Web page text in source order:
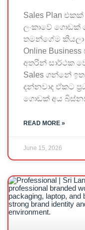
Sales Plan
ලංකාවේ ගොඩක්
තමන්ගේම කියලා
Online
අතරින් සාර්ථක
Sales ගන්නේ
දන්නවාද ඒකට
ගොඩක් අය
READ MORE »
June 15, 2026